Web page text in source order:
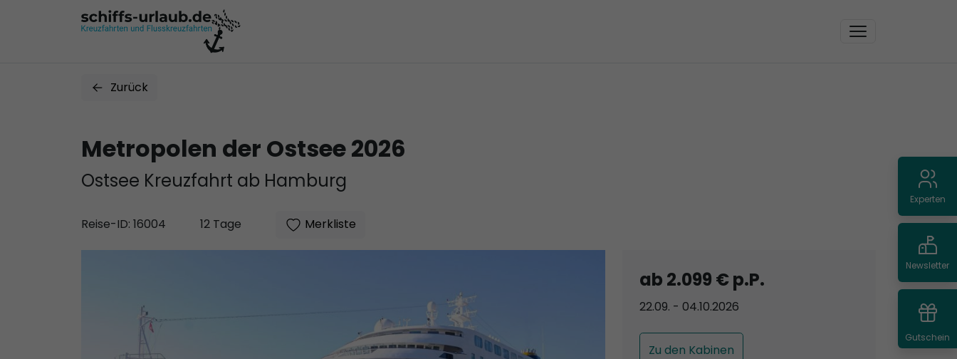
Zurück
Metropolen der Ostsee 2026
Ostsee Kreuzfahrt ab Hamburg
Reise-ID: 16004 12 Tage Merkliste
ab 2.099 € p.P.
22.09. - 04.10.2026
Zu den Kabinen
Experten
Newsletter
Gutschein